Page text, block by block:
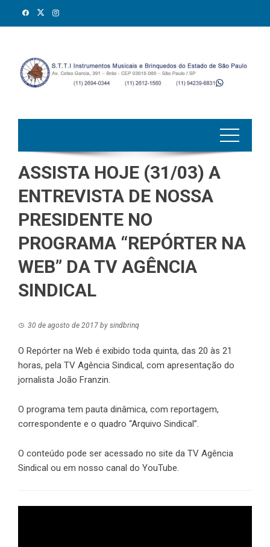
ASSISTA HOJE (31/03) A
ENTREVISTA DE NOSSA
PRESIDENTE NO
PROGRAMA “REPÓRTER NA
WEB” DA TV AGÊNCIA
SINDICAL
30 de agosto de 2017 by sindbrinq
O Repórter na Web é exibido toda quinta, das 20 às 21
horas, pela TV Agência Sindical, com apresentação do
jornalista João Franzin.
O programa tem pauta dinâmica, com reportagem,
correspondente e o quadro “Arquivo Sindical”.
O conteúdo pode ser acessado no site da TV Agência
Sindical ou em nosso canal do YouTube.